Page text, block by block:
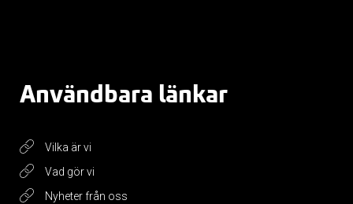
Användbara länkar
Vilka är vi
Vad gör vi
Nyheter från oss